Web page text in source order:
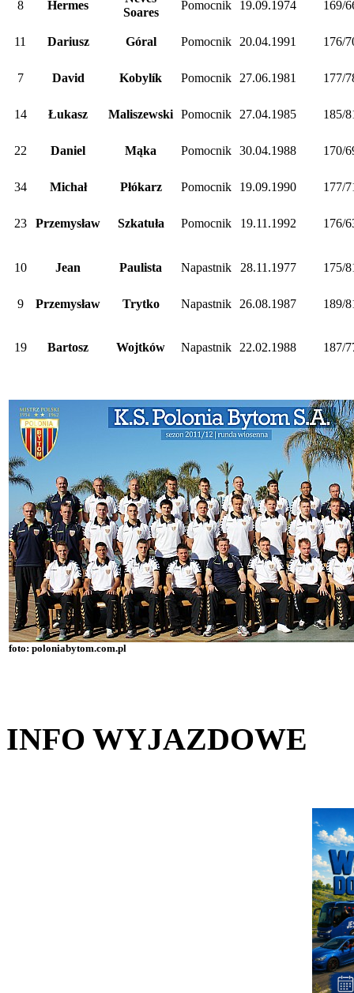
8 Hermes
Soares
Pomocnik 19.09.1974 169/
11 Dariusz Góral Pomocnik 20.04.1991 176/
7 David Kobylík Pomocnik 27.06.1981 177/
14 Łukasz Maliszewski Pomocnik 27.04.1985 185/
22 Daniel Mąka Pomocnik 30.04.1988 170/
34 Michał Płókarz Pomocnik 19.09.1990 177/
23 Przemysław Szkatuła Pomocnik 19.11.1992 176/
10 Jean Paulista Napastnik 28.11.1977 175/
9 Przemysław Trytko Napastnik 26.08.1987 189/
19 Bartosz Wojtków Napastnik 22.02.1988 187/
foto: poloniabytom.com.pl
INFO WYJAZDOWE